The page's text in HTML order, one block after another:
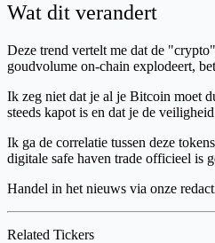
Wat dit verandert
Deze trend vertelt me dat de
goudvolume on-chain explodeert,
Ik zeg niet dat je al je Bitcoin moet
steeds kapot is en dat je de
Ik ga de correlatie tussen deze
digitale safe haven trade officieel is
Handel in het nieuws via onze
Related Tickers